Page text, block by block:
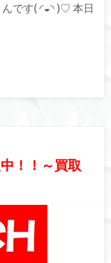
です( ◜◒◝ )♡ 本日
！！～買取